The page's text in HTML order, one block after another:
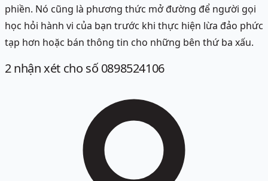
phiền. Nó cũng là phương thức mở đường để người gọi
học hỏi hành vi của bạn trước khi thực hiện lừa đảo phức
tạp hơn hoặc bán thông tin cho những bên thứ ba xấu.
2nhận xét cho số 0898524106